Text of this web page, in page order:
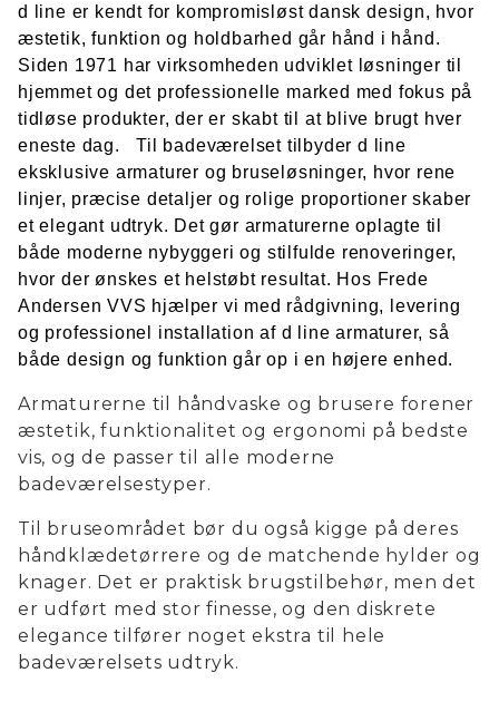
d line er kendt for kompromisløst dansk design, hvor
æstetik, funktion og holdbarhed går hånd i hånd.
Siden 1971 har virksomheden udviklet løsninger til
hjemmet og det professionelle marked med fokus på
tidløse produkter, der er skabt til at blive brugt hver
eneste dag. Til badeværelset tilbyder d line
eksklusive armaturer og bruseløsninger, hvor rene
linjer, præcise detaljer og rolige proportioner skaber
et elegant udtryk. Det gør armaturerne oplagte til
både moderne nybyggeri og stilfulde renoveringer,
hvor der ønskes et helstøbt resultat. Hos Frede
Andersen VVS hjælper vi med rådgivning, levering
og professionel installation af d line armaturer, så
både design og funktion går op i en højere enhed.
Armaturerne til håndvaske og brusere forener
æstetik, funktionalitet og ergonomi på bedste
vis, og de passer til alle moderne
badeværelsestyper.
Til bruseområdet bør du også kigge på deres
håndklædetørrere og de matchende hylder og
knager. Det er praktisk brugstilbehør, men det
er udført med stor finesse, og den diskrete
elegance tilfører noget ekstra til hele
badeværelsets udtryk.